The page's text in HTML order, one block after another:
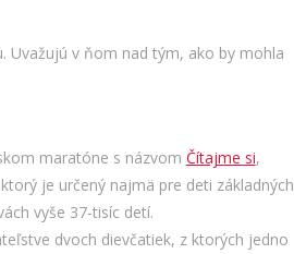
Uvažujú v ňom nad tým, ako by mohla
maratóne s názvom Čítajme si,
je určený najmä pre deti základných
vyše 37-tisíc detí.
dvoch dievčatiek, z ktorých jedno